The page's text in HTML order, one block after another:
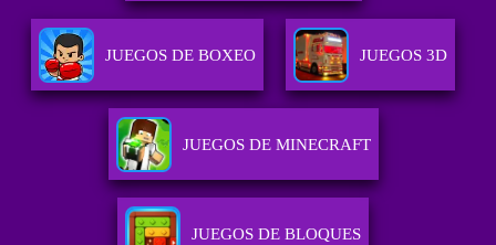
JUEGOS DE BOXEO JUEGOS 3D
JUEGOS DE MINECRAFT
JUEGOS DE BLOQUES